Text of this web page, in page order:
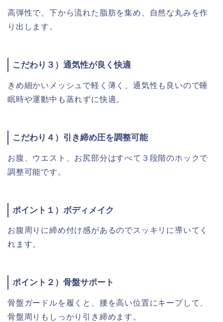
高弾性で、下から流れた脂肪を集め、自然な丸みを作
り出します。
こだわり３）通気性が良く快適
きめ細かいメッシュで軽く薄く、通気性も良いので睡
眠時や運動中も蒸れずに快適。
こだわり４）引き締め圧を調整可能
お腹、ウエスト、お尻部分はすべて３段階のホックで
調整可能です。
ポイント１）ボディメイク
お腹周りに締め付け感があるのでスッキリに導いてく
れます。
ポイント２）骨盤サポート
骨盤ガードルを履くと、腰を高い位置にキープして、
骨盤周りもしっかり引き締めます。